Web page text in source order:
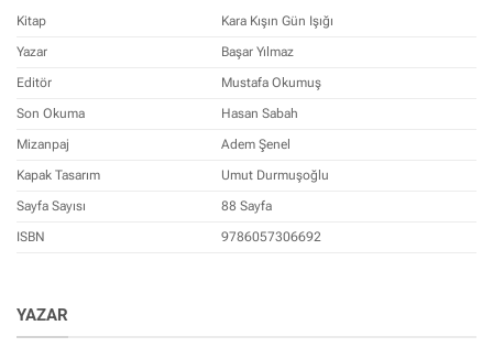
Kitap
Kara Kışın Gün Işığı
Yazar
Başar Yılmaz
Editör
Mustafa Okumuş
Son Okuma
Hasan Sabah
Mizanpaj
Adem Şenel
Kapak Tasarım
Umut Durmuşoğlu
Sayfa Sayısı
88 Sayfa
ISBN
9786057306692
YAZAR